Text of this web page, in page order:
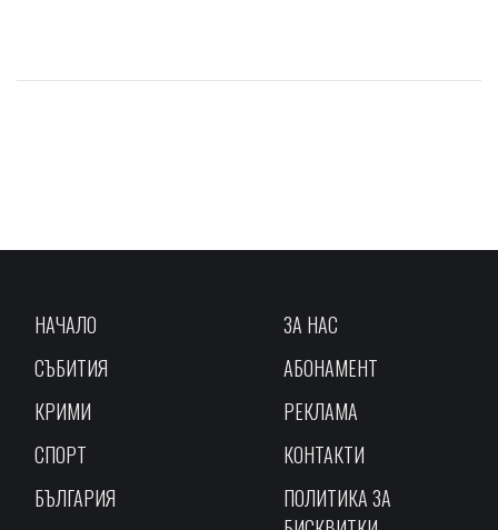
НАЧАЛО
СЪБИТИЯ
КРИМИ
СПОРТ
БЪЛГАРИЯ
ЗА НАС
АБОНАМЕНТ
РЕКЛАМА
КОНТАКТИ
ПОЛИТИКА ЗА